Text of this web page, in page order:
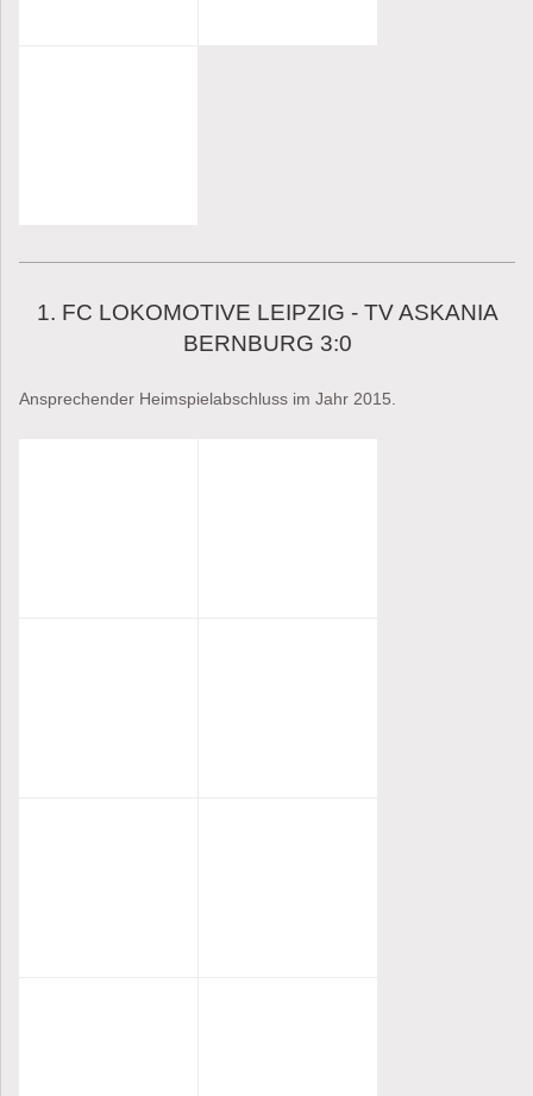
1. FC LOKOMOTIVE LEIPZIG - TV ASKANIA
BERNBURG 3:0
Ansprechender Heimspielabschluss im Jahr 2015.